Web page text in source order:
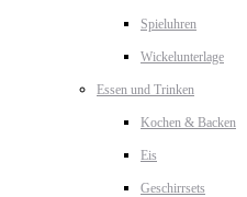
Spieluhren
Wickelunterlage
Essen und Trinken
Kochen & Backen
Eis
Geschirrsets